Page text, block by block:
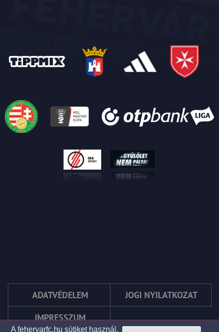
ADATVÉDELEM
JOGI NYILATKOZAT
IMPRESSZUM
A fehervarfc.hu sütiket használ.